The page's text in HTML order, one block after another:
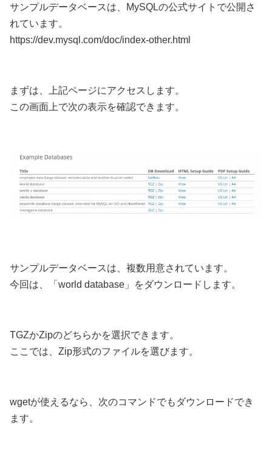
サンプルデータベースは、MySQLの公式サイトで公開さ
れています。
https://dev.mysql.com/doc/index-other.html
まずは、上記ページにアクセスします。
この画面上で次の表示を確認できます。
サンプルデータベースは、複数用意されています。
今回は、「world database」をダウンロードします。
TGZかZipのどちらかを選択できます。
ここでは、Zip形式のファイルを選びます。
wgetが使えるなら、次のコマンドでもダウンロードでき
ます。